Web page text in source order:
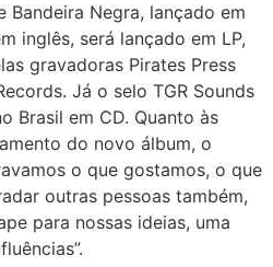
Bandeira Negra, lançado em
inglês, será lançado em LP,
gravadoras Pirates Press
Já o selo TGR Sounds
Brasil em CD. Quanto às
do novo álbum, o
o que gostamos, o que
outras pessoas também,
para nossas ideias, uma